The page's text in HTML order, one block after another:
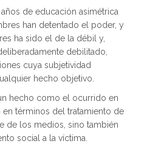
de educación asimétrica
han detentado el poder, y
ha sido el de la débil y,
debilitado,
cuya subjetividad
hecho objetivo.
hecho como el ocurrido en
en términos del tratamiento de
de los medios, sino también
social a la víctima.